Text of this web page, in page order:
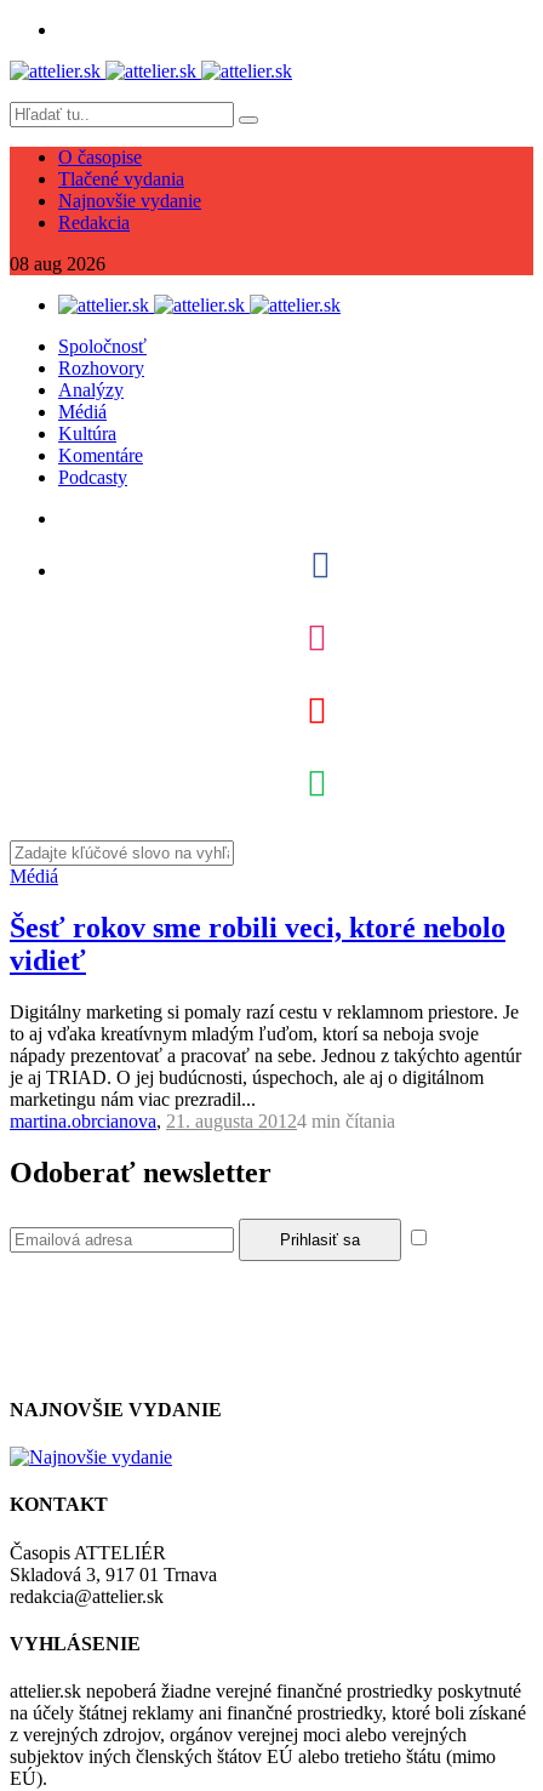
O časopise
Tlačené vydania
Najnovšie vydanie
Redakcia
08 aug 2026
Spoločnosť
Rozhovory
Analýzy
Médiá
Kultúra
Komentáre
Podcasty
Médiá
Šesť rokov sme robili veci, ktoré nebolo
vidieť
Digitálny marketing si pomaly razí cestu v reklamnom priestore. Je
to aj vďaka kreatívnym mladým ľuďom, ktorí sa neboja svoje
nápady prezentovať a pracovať na sebe. Jednou z takýchto agentúr
je aj TRIAD. O jej budúcnosti, úspechoch, ale aj o digitálnom
marketingu nám viac prezradil...
martina.obrcianova, 21. augusta 20124 min čítania
Odoberať newsletter
NAJNOVŠIE VYDANIE
KONTAKT
Časopis ATTELIÉR
Skladová 3, 917 01 Trnava
redakcia@attelier.sk
VYHLÁSENIE
attelier.sk nepoberá žiadne verejné finančné prostriedky poskytnuté
na účely štátnej reklamy ani finančné prostriedky, ktoré boli získané
z verejných zdrojov, orgánov verejnej moci alebo verejných
subjektov iných členských štátov EÚ alebo tretieho štátu (mimo
EÚ).